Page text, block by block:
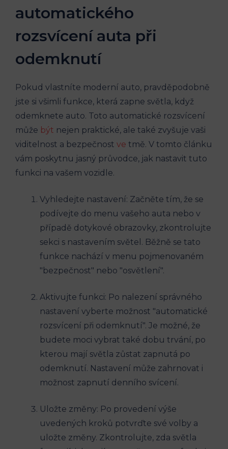
automatického
rozsvícení auta při
odemknutí
Pokud vlastníte moderní auto, pravděpodobně
jste si všimli funkce, která zapne světla, když
odemknete auto. Toto automatické rozsvícení
může být nejen praktické, ale také zvyšuje vaši
viditelnost a bezpečnost ve tmě. V tomto článku
vám poskytnu jasný průvodce, jak nastavit tuto
funkci na vašem vozidle.
Vyhledejte nastavení: Začněte tím, že se
podívejte do menu vašeho auta nebo v
případě dotykové obrazovky, zkontrolujte
sekci s nastavením světel. Běžně se tato
funkce nachází v menu pojmenovaném
"bezpečnost" nebo "osvětlení".
Aktivujte funkci: Po nalezení správného
nastavení vyberte možnost "automatické
rozsvícení při odemknutí". Je možné, že
budete moci vybrat také dobu trvání, po
kterou mají světla zůstat zapnutá po
odemknutí. Nastavení může zahrnovat i
možnost zapnutí denního svícení.
Uložte změny: Po provedení výše
uvedených kroků potvrďte své volby a
uložte změny. Zkontrolujte, zda světla